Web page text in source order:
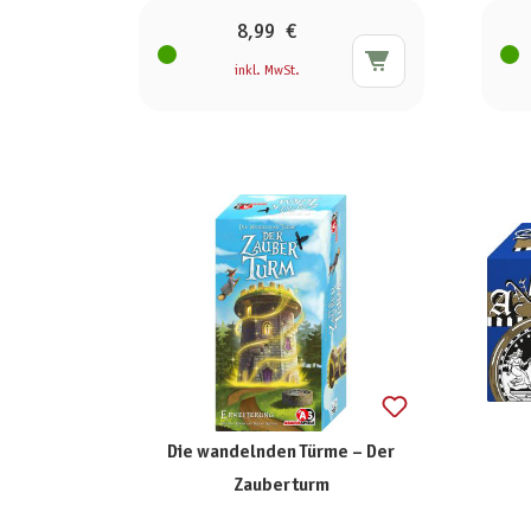
8,99 €
inkl. MwSt.
Die wandelnden Türme – Der
Zauberturm